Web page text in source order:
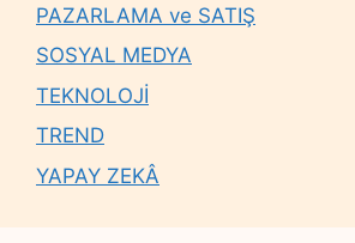
PAZARLAMA ve SATIŞ
SOSYAL MEDYA
TEKNOLOJİ
TREND
YAPAY ZEKÂ